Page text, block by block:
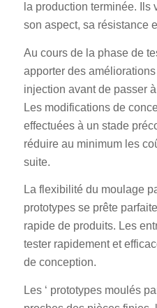
la production terminée. Ils
son aspect, sa résistance
Au cours de la phase de
apporter des
injection avant de passer
Les modifications de
effectuées à un stade
réduire au minimum les
suite.
La flexibilité du moulage
prototypes se prête
rapide de produits. Les
tester rapidement et
de conception.
Les ‘ prototypes moulés